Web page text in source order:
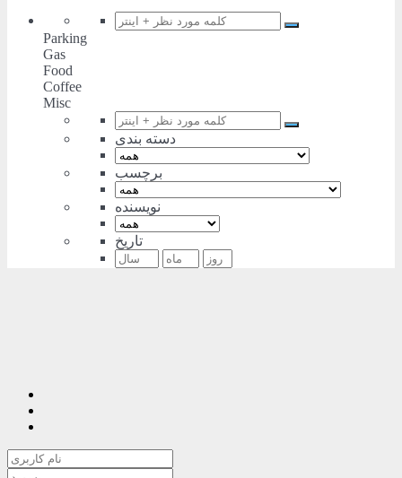
Parking
Gas
Food
Coffee
Misc
دسته بندی
برچسب
نویسنده
تاریخ